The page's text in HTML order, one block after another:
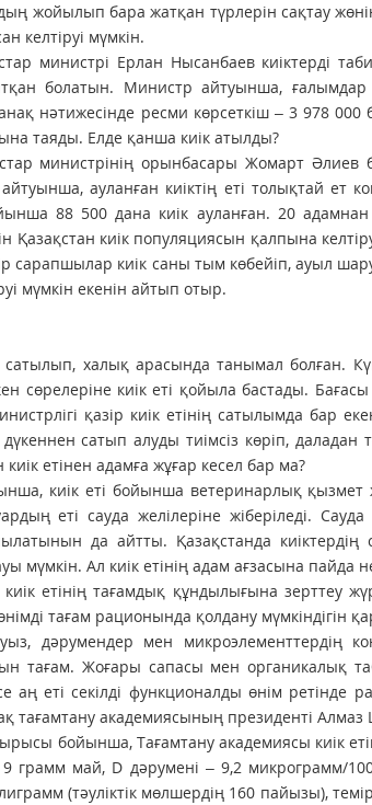
жойылып бара жатқан түрлерін сақтау
келтіруі мүмкін.
министрі Ерлан Нысанбаев киіктерді
болатын. Министр айтуынша,
нәтижесінде ресми көрсеткіш – 3 978
таяды. Елде қанша киік атылды?
министрінің орынбасары Жомарт Әлиев
айтуынша, ауланған киіктің еті толықтай
88 500 дана киік ауланған. 20
Қазақстан киік популяциясын қалпына
сарапшылар киік саны тым көбейіп, ауыл
мүмкін екенін айтып отыр.
сатылып, халық арасында танымал болған.
сөрелеріне киік еті қойыла бастады.
қазір киік етінің саты­лымда бар
сатып алуды тиімсіз көріп, даладан
етінен адамға жұғар кесел бар ма?
киік еті бойынша ветеринарлық
еті сауда желілеріне жіберіледі.
да айтты. Қазақстанда
мүмкін. Ал киік етінің адам ағзасына пайда
етінің тағамдық құндылығына зерттеу
тағам рационында қолдану мүмкіндігін
дәрумендер мен микроэлементтердің
тағам. Жоғары сапасы мен органикалық
аң еті секілді функционалды өнім ретінде
тағамтану академиясының президенті
бойынша, Тағамтану академиясы киік
грамм май, D дәрумені – 9,2 микрограмм/
(тәуліктік мөлшердің 160 пайызы),